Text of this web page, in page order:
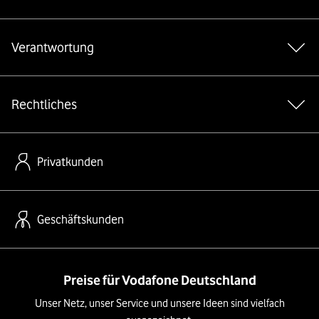
Verantwortung
Rechtliches
Privatkunden
Geschäftskunden
Preise für Vodafone Deutschland
Unser Netz, unser Service und unsere Ideen sind vielfach